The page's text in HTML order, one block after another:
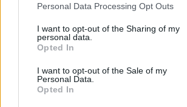
Personal Data Processing Opt Outs
I want to opt-out of the Sharing of my
personal data.
Opted In
I want to opt-out of the Sale of my
Personal Data.
Opted In